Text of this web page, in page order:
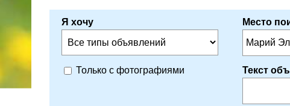
Я хочу
Место
Марий Эл
Только с фотографиями Текст